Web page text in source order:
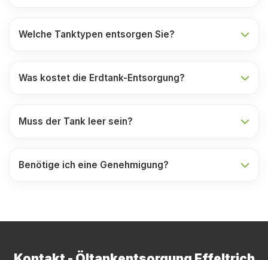
Welche Tanktypen entsorgen Sie?
Was kostet die Erdtank-Entsorgung?
Muss der Tank leer sein?
Benötige ich eine Genehmigung?